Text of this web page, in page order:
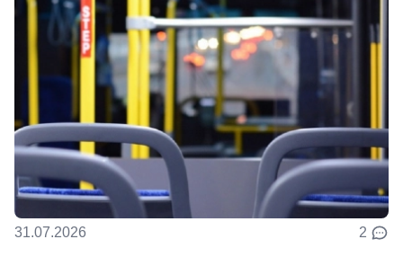
31.07.2026 2